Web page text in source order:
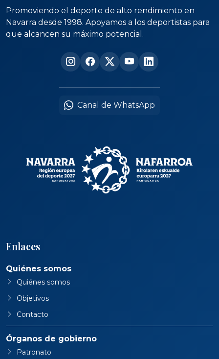
Promoviendo el deporte de alto rendimiento en
Navarra desde 1998. Apoyamos a los deportistas para
que alcancen su máximo potencial.
Canal de WhatsApp
Enlaces
Quiénes somos
Quiénes somos
Objetivos
Contacto
Órganos de gobierno
Patronato